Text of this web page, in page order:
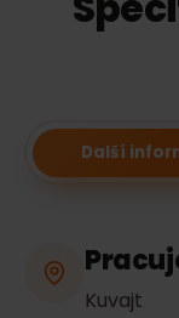
Další
Kuvajt